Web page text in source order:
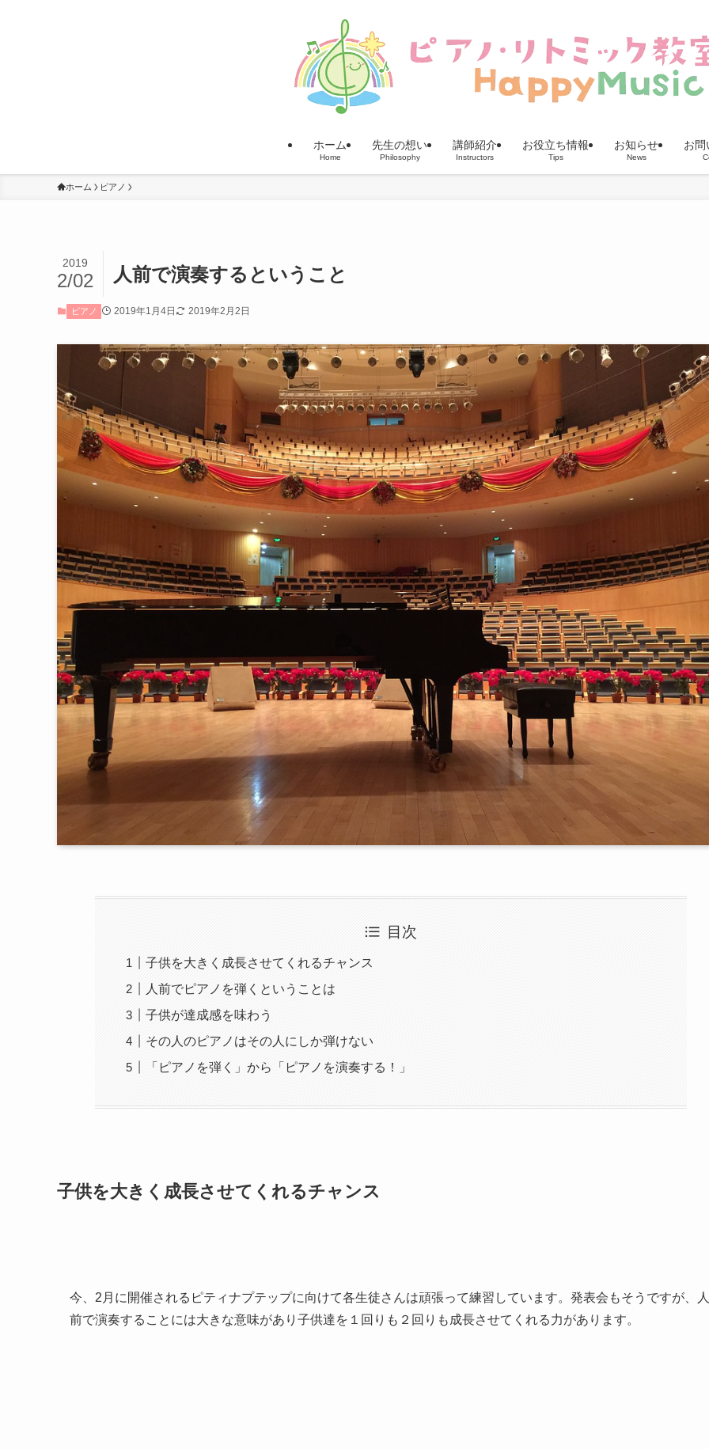
ホーム
Home
先生の想い
Philosophy
講師紹介
Instructors
お役立ち情報
Tips
お知らせ
News
お問
ホーム ピアノ
人前で演奏するということ
2019
2/02
ピアノ 2019年1月4日 2019年2月2日
目次
子供を大きく成長させてくれるチャンス
人前でピアノを弾くということは
子供が達成感を味わう
その人のピアノはその人にしか弾けない
「ピアノを弾く」から「ピアノを演奏する！」
子供を大きく成長させてくれるチャンス
今、2月に開催されるピティナプテップに向けて各生徒さんは頑張って練習しています。発表会もそうですが、人
前で演奏することには大きな意味があり子供達を１回りも２回りも成長させてくれる力があります。